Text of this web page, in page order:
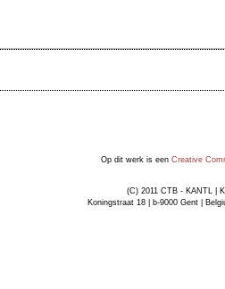
Op dit werk is een Creative
(C) 2011 CTB - KANTL |
Koningstraat 18 | b-9000 Gent |